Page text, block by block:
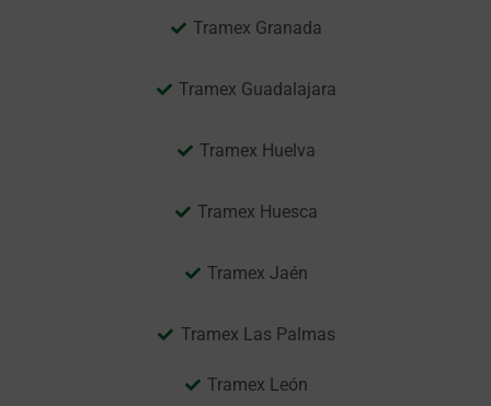
Tramex Granada
Tramex Guadalajara
Tramex Huelva
Tramex Huesca
Tramex Jaén
Tramex Las Palmas
Tramex León